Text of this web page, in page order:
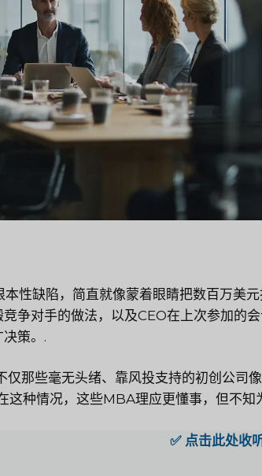
性缺陷，简直就像蒙着眼睛把数百万美
争对手的做法，以及CEO在上次参加的
策。.
那些毫无头绪、靠风投支持的初创公司
种情况，这些MBA理应更懂事，但不知
✅ 点击此处收